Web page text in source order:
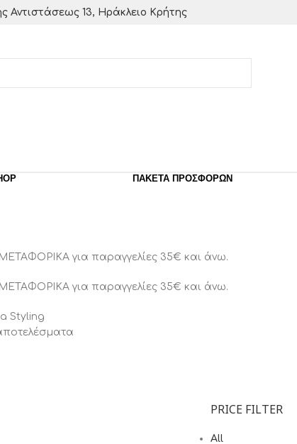
Αντιστάσεως 13, Ηράκλειο Κρήτης
ΠΑΚΈΤΑ ΠΡΟΣΦΟΡΏΝ
για παραγγελίες 35€ και άνω.
για παραγγελίες 35€ και άνω.
Styling
PRICE FILTER
All